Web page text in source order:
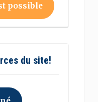
possible
du site!